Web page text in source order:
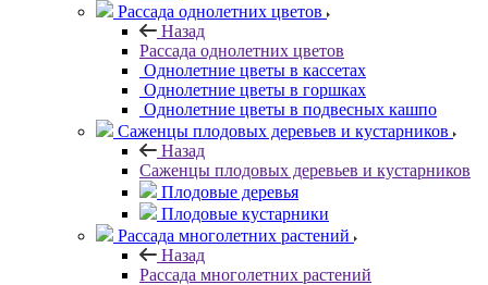
Рассада однолетних цветов
Назад
Рассада однолетних цветов
Однолетние цветы в кассетах
Однолетние цветы в горшках
Однолетние цветы в подвесных кашпо
Саженцы плодовых деревьев и кустарников
Назад
Саженцы плодовых деревьев и кустарников
Плодовые деревья
Плодовые кустарники
Рассада многолетних растений
Назад
Рассада многолетних растений